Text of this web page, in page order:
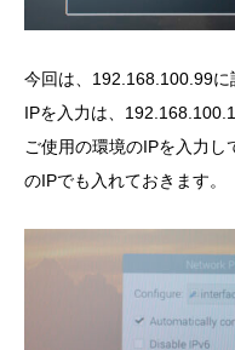
今回は、192.168.100.99
IPを入力は、
ご使用の環境のIPを入力し
のIPでも入れておきます。